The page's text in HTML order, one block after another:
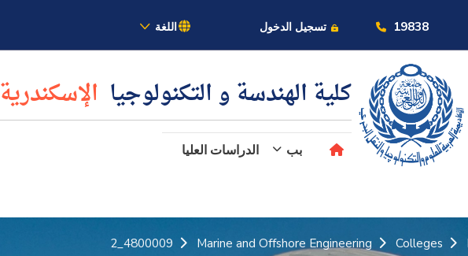
19838 تسجيل الدخول اللغة
النقل البحري
بالأكاديمية
كلية الهندسة و التكنولوجيا الإسكندرية
بب الدراسات العليا
Colleges
Marine and Offshore Engineering
4800009_2